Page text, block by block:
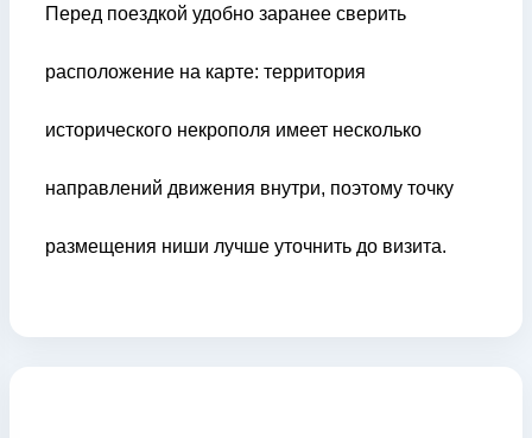
Перед поездкой удобно заранее сверить
расположение на карте: территория
исторического некрополя имеет несколько
направлений движения внутри, поэтому точку
размещения ниши лучше уточнить до визита.